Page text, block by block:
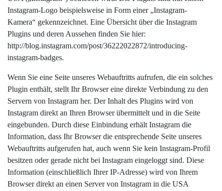
Instagram-Logo beispielsweise in Form einer „Instagram-
Kamera“ gekennzeichnet. Eine Übersicht über die Instagram
Plugins und deren Aussehen finden Sie hier:
http://blog.instagram.com/post/36222022872/introducing-
instagram-badges.
Wenn Sie eine Seite unseres Webauftritts aufrufen, die ein solches
Plugin enthält, stellt Ihr Browser eine direkte Verbindung zu den
Servern von Instagram her. Der Inhalt des Plugins wird von
Instagram direkt an Ihren Browser übermittelt und in die Seite
eingebunden. Durch diese Einbindung erhält Instagram die
Information, dass Ihr Browser die entsprechende Seite unseres
Webauftritts aufgerufen hat, auch wenn Sie kein Instagram-Profil
besitzen oder gerade nicht bei Instagram eingeloggt sind. Diese
Information (einschließlich Ihrer IP-Adresse) wird von Ihrem
Browser direkt an einen Server von Instagram in die USA